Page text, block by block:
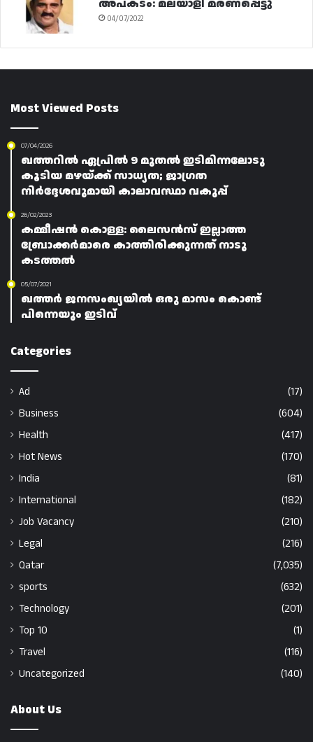
അപകടം: മലയാളി മരണപ്പെട്ടു
04/07/2022
Most Viewed Posts
07/04/2026
ഖത്തറിൽ ഏപ്രിൽ 9 മുതൽ ഇടിമിന്നലോടു
കൂടിയ മഴയ്ക്ക് സാധ്യത; ജാഗ്രത
നിർദ്ദേശവുമായി കാലാവസ്ഥാ വകുപ്പ്
26/02/2023
കമ്മീഷൻ കൊള്ള: ലൈസൻസ് ഇല്ലാത്ത
ബ്രോക്കർമാരെ കാത്തിരിക്കുന്നത് നാടു
കടത്തൽ
05/07/2021
ഖത്തർ ജനസംഖ്യയിൽ ഒരു മാസം കൊണ്ട്
പിന്നെയും ഇടിവ്
Categories
Ad
(17)
Business
(604)
Health
(417)
Hot News
(170)
India
(81)
International
(182)
Job Vacancy
(210)
Legal
(216)
Qatar
(7,035)
sports
(632)
Technology
(201)
Top 10
(1)
Travel
(116)
Uncategorized
(140)
About Us